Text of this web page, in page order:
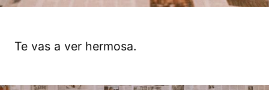
Te vas a ver hermosa.